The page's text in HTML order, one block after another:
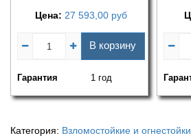
Цена: 27 593,00 руб
В корзину
Гарантия 1 год
Категория: Взломостойкие и